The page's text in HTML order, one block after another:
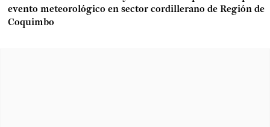
evento meteorológico en sector cordillerano de Región de
Coquimbo